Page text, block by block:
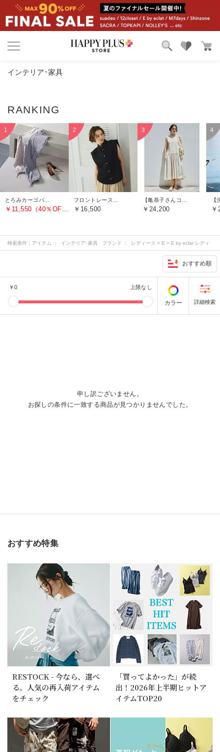
カテゴリ
お気に入り
インテリア･家具
￥11,550（40％OFF） ￥16,500 ￥24,200
検索条件： アイテム ： インテリア･家具 ブランド ： レディース > E > E by eclat レディ
おすすめ順
￥0 上限なし
カラー
申し訳ございません。
お探しの条件に一致する商品が見つかりませんでした。
おすすめ特集
RESTOCK - 今なら、選べ
る。人気の再入荷アイテム
をチェック
「買ってよかった」が続
出！2026年上半期ヒットア
イテムTOP20